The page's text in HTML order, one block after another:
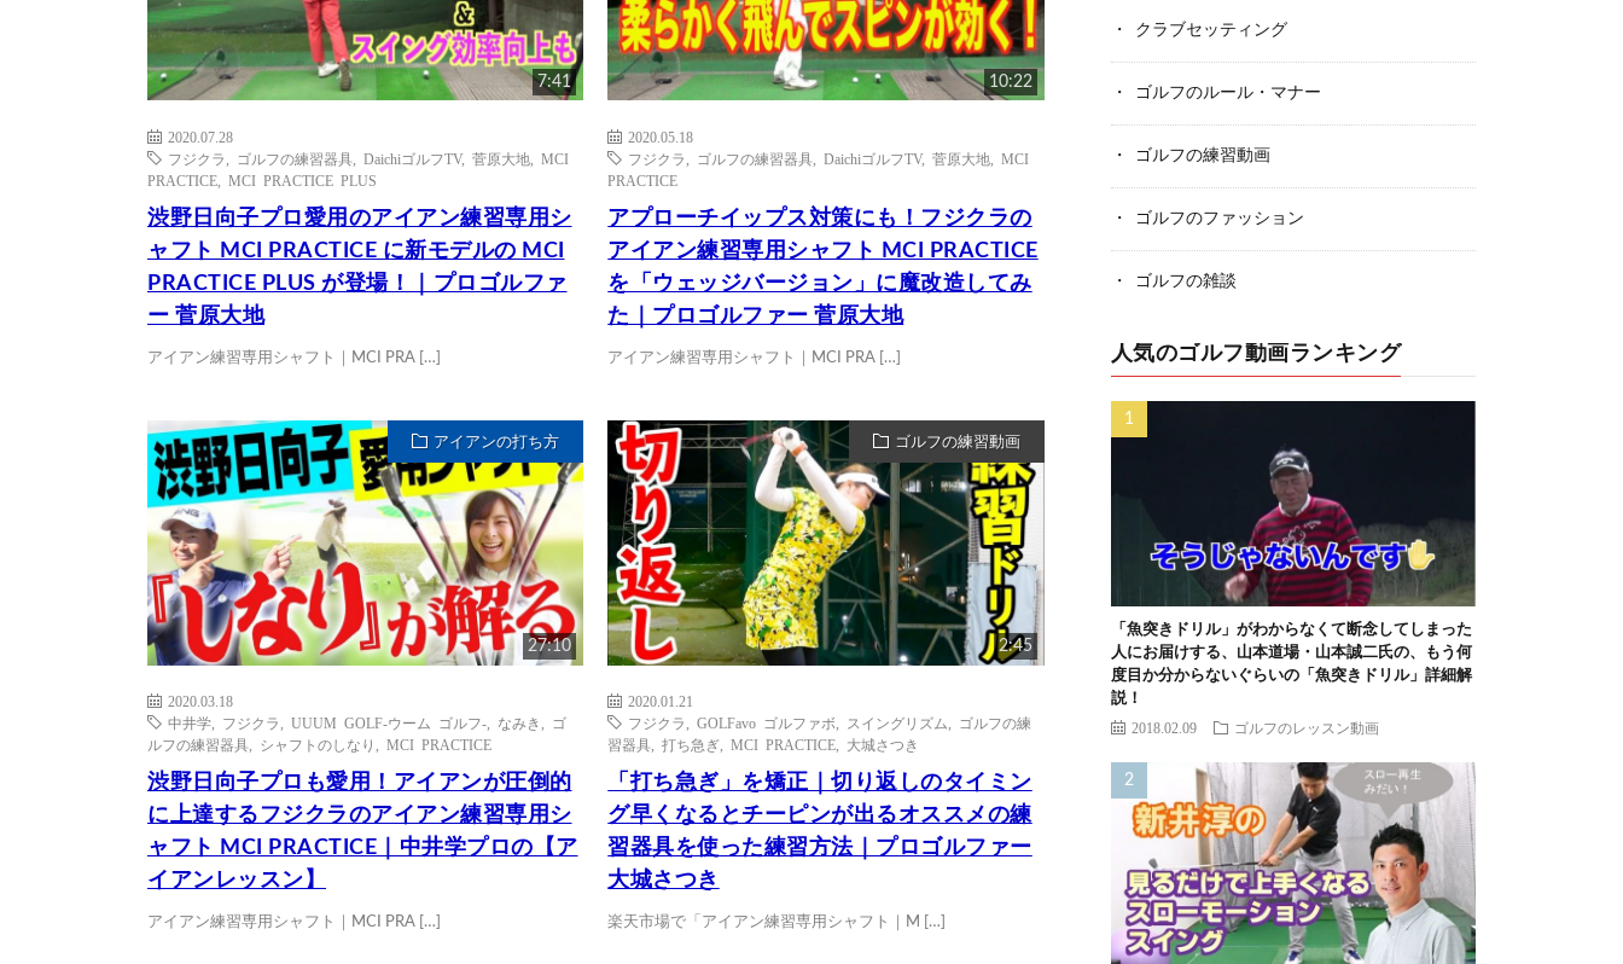
7:41
2020.07.28
フジクラ
ゴルフの練習器具 DaichiゴルフTV, 菅原大地
MCI
PRACTICE
MCI PRACTICE PLUS
渋野日向子プロ愛用のアイアン練習専用シ
ャフト MCI PRACTICE に新モデルの MCI
PRACTICE PLUS が登場！｜プロゴルファ
ー 菅原大地
アイアン練習専用シャフト｜MCI PRA […]
10:22
2020.05.18
フジクラ
ゴルフの練習器具 ,DaichiゴルフTV,菅原大地 ,MCI
PRACTICE
アプローチイップス対策にも！フジクラの
アイアン練習専用シャフト MCI PRACTICE
を「ウェッジバージョン」に魔改造してみ
た｜プロゴルファー 菅原大地
アイアン練習専用シャフト｜MCI PRA […]
アイアンの打ち方
27:10
2020.03.18
中井学
フジクラ UUUM GOLF-ウーム ゴルフ- なみき
ゴ
ルフの練習器具
シャフトのしなり MCI PRACTICE
渋野日向子プロも愛用！アイアンが圧倒的
に上達するフジクラのアイアン練習専用シ
ャフト MCI PRACTICE｜中井学プロの【ア
イアンレッスン】
アイアン練習専用シャフト｜MCI PRA […]
ゴルフの練習動画
2:45
2020.01.21
フジクラ
,GOLFavo ゴルファボ スイングリズム
ゴルフの練
習器具
,打ち急ぎ ,MCI PRACTICE 大城さつき
「打ち急ぎ」を矯正｜切り返しのタイミン
グ早くなるとチーピンが出るオススメの練
習器具を使った練習方法｜プロゴルファー
大城さつき
楽天市場で「アイアン練習専用シャフト｜M […]
クラブセッティング
ゴルフのルール・マナー
ゴルフの練習動画
ゴルフのファッション
ゴルフの雑談
人気のゴルフ動画ランキング
「魚突きドリル」がわからなくて断念してしまった
人にお届けする、山本道場・山本誠二氏の、もう何
度目か分からないぐらいの「魚突きドリル」詳細解
説！
2018.02.09 ゴルフのレッスン動画